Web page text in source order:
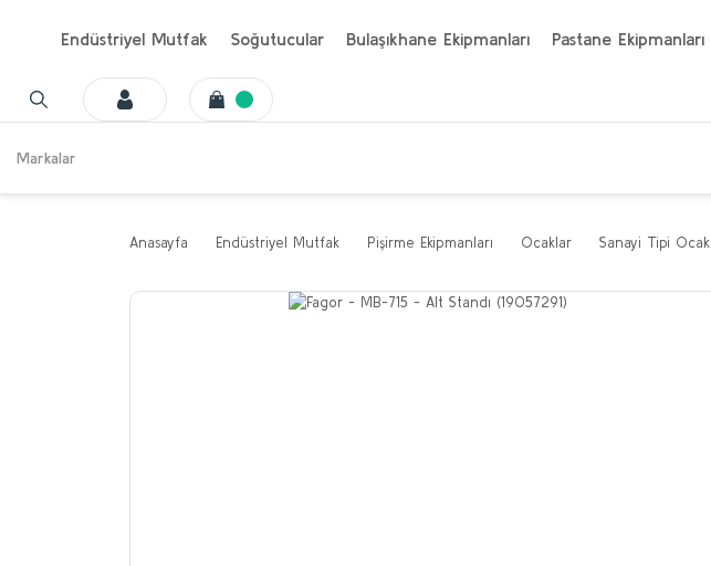
Endüstriyel Mutfak Soğutucular Bulaşıkhane Ekipmanları Pastane Ekipmanları
Markalar
Anasayfa Endüstriyel Mutfak Pişirme Ekipmanları Ocaklar Sanayi Tipi Ocak